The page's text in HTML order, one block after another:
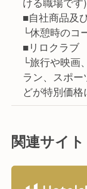
■自社商品及
└休憩時のコ
■リロクラブ
└旅行や映画
ラン、スポ
どが特別価格
関連サイト